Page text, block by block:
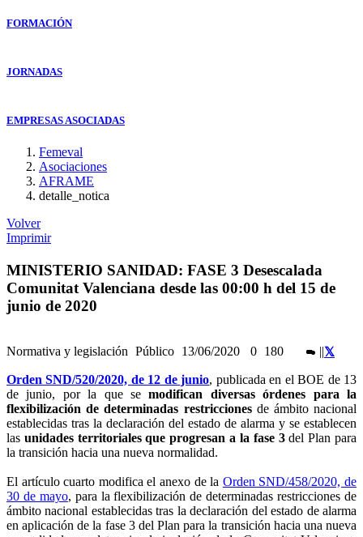
FORMACIÓN
JORNADAS
EMPRESAS ASOCIADAS
Femeval
Asociaciones
AFRAME
detalle_notica
Volver
Imprimir
MINISTERIO SANIDAD: FASE 3 Desescalada
Comunitat Valenciana desde las 00:00 h del 15 de
junio de 2020
Normativa y legislación Público 13/06/2020 0 180
Orden SND/520/2020, de 12 de junio, publicada en el BOE de 13
de junio, por la que semodifican diversas órdenes para la
flexibilización de determinadas restricciones de ámbito nacional
establecidas tras la declaración del estado de alarma y se establecen
las unidades territoriales que progresan a la fase 3del Plan para
la transición hacia una nueva normalidad.
El artículo cuarto modifica el anexo de la Orden SND/458/2020, de
30 de mayo, para la flexibilización de determinadas restricciones de
ámbito nacional establecidas tras la declaración del estado de alarma
en aplicación de la fase 3 del Plan para la transición hacia una nueva